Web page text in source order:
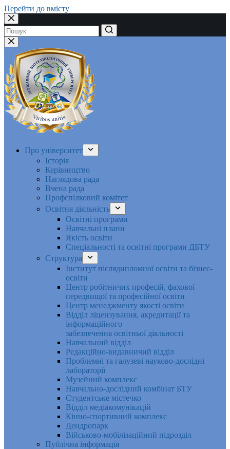
Перейти до вмісту
Немає
результатів
Про університет
Історія
Керівництво
Наглядова рада
Вчена рада
Профспілковий комітет
Освітня діяльність
Освітні програми
Навчальні плани
Якість освіти
Спеціальності та освітні програми ДБТУ
Структура
Інститут післядипломної освіти та бізнес-
освіти
Центр робітничих професій, фахової
передвищої та професійної освіти
Центр менеджменту якості освіти
Відділ ліцензування, акредитації та
інформаційного
забезпечення освітньої діяльності
Навчальний відділ
Редакційно-видавничий відділ
Проблемні та галузеві науково-дослідні
лабораторії
Музейний комплекс
Навчально-дослідний комбінат БТУ
Студентське містечко
Відділ медіакомунікацій
Кінно-спортивний комплекс
Дендропарк
Військово-мобілізаційний підрозділ
Публічна інформація